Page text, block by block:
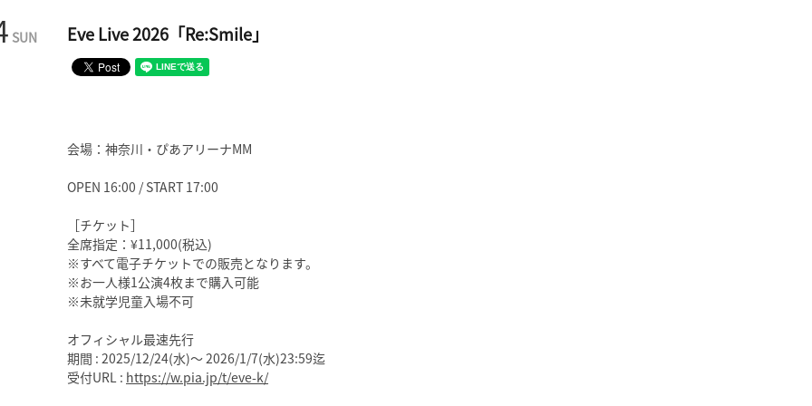
SUN Eve Live 2026「Re:Smile」
会場：神奈川・ぴあアリーナMM
OPEN 16:00 / START 17:00
［チケット］
全席指定：¥11,000(税込)
※すべて電子チケットでの販売となります。
※お一人様1公演4枚まで購入可能
※未就学児童入場不可
オフィシャル最速先行
期間 : 2025/12/24(水)～ 2026/1/7(水)23:59迄
受付URL : https://w.pia.jp/t/eve-k/